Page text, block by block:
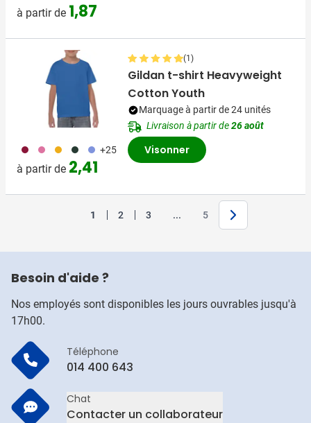
à partir de 1,87
071 072 031 374 354 +25
à partir de 2,41
(1)
Gildan t-shirt Heavyweight
Cotton Youth
Marquage à partir de 24 unités
Livraison à partir de26 août
Visonner
Vous lisez actuellement la page
1 Page
2 Page
3 Jump forward
... Page
5 Suivant
Besoin d'aide ?
Nos employés sont disponibles les jours ouvrables jusqu'à
17h00.
Téléphone
014 400 643
Chat
Contacter un collaborateur